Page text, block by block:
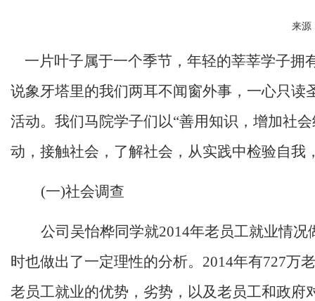
来源
一片叶子属于一个季节，年轻的莘莘学子拥
说象牙塔里的我们两耳不闻窗外事，一心只读
活动。我们马院学子们以“善用知识，增加社
动，接触社会，了解社会，从实践中检验自我
(一)社会调查
公司吴怡桦同学就2014年老员工就业情
时也做出了一定理性的分析。2014年有727万
老员工就业的优势，劣势，以及老员工和政